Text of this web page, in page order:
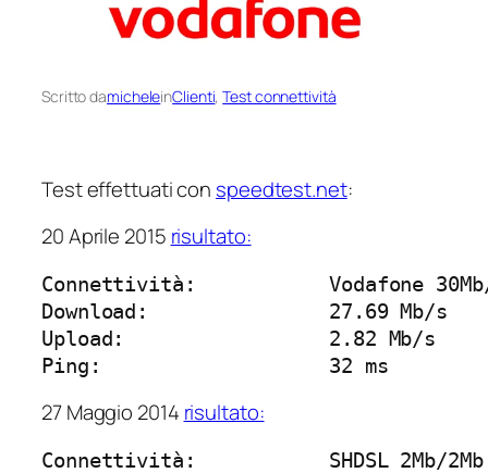
Scritto damicheleinClienti, Test connettività
Test effettuati con speedtest.net:
20 Aprile 2015 risultato:
Connettività:		Vodafone 30Mb/3Mb FTTC “Fiber to the Cabinet”
Download:		27.69 Mb/s
Upload:			2.82 Mb/s
Ping:			32 ms
27 Maggio 2014 risultato:
Connettività:		SHDSL 2Mb/2Mb